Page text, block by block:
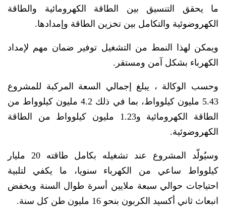
ما يحقق التنسيق بين الطاقة الكهرومائية والطاقة
الكهروضوئية والتكامل بين تخزين الطاقة وإمدادها.
ويمكن لهذا النمط من التشغيل توفير ضمان مهم لإمداد
الكهرباء بشكل آمن ومستقر.
وحسب الوكالة ، يبلغ إجمالي السعة المركبة للمشروع
5.43 مليون كيلوواط، بما في ذلك 4.2 مليون كيلوواط من
الطاقة الكهرومائية و1.23 مليون كيلوواط من الطاقة
الكهروضوئية.
وسيُولّد المشروع عند تشغيله بكامل طاقته 20 مليار
كيلوواط ساعي من الكهرباء سنويا، ما يكفي لتلبية
احتياجات حوالي سبعة ملايين أسرة طوال السنة ويخفض
انبعاث ثاني أكسيد الكربون بنحو 16 مليون طن كل سنة.